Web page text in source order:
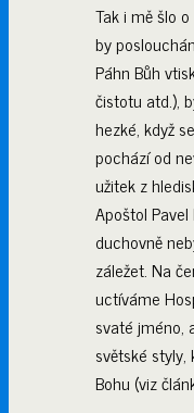
Tak i mě šlo
by
Páhn Bůh
čistotu atd.),
hezké, když
pochází od
užitek z
Apoštol
duchovně
záležet. Na
uctíváme
svaté jméno,
světské
Bohu (viz